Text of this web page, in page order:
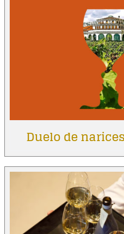
Duelo de